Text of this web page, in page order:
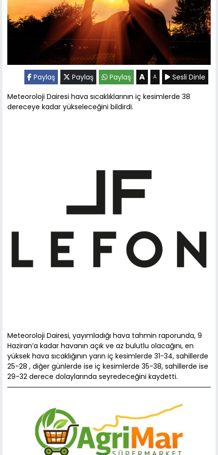
Paylaş Paylaş Paylaş A A
Sesli Dinle
Meteoroloji Dairesi hava sıcaklıklarının iç kesimlerde 38
dereceye kadar yükseleceğini bildirdi.
Meteoroloji Dairesi, yayımladığı hava tahmin raporunda, 9
Haziran’a kadar havanın açık ve az bulutlu olacağını, en
yüksek hava sıcaklığının yarın iç kesimlerde 31-34, sahillerde
25-28 , diğer günlerde ise iç kesimlerde 35-38, sahillerde ise
29-32 derece dolaylarında seyredeceğini kaydetti.